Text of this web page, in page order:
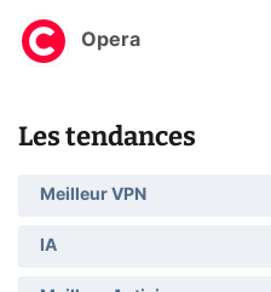
Opera
Les tendances
Meilleur VPN
IA